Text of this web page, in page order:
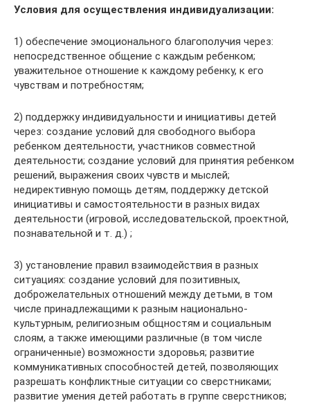
Условия для осуществления индивидуализации:
1) обеспечение эмоционального благополучия через:
непосредственное общение с каждым ребенком;
уважительное отношение к каждому ребенку, к его
чувствам и потребностям;
2) поддержку индивидуальности и инициативы детей
через: создание условий для свободного выбора
ребенком деятельности, участников совместной
деятельности; создание условий для принятия ребенком
решений, выражения своих чувств и мыслей;
недирективную помощь детям, поддержку детской
инициативы и самостоятельности в разных видах
деятельности (игровой, исследовательской, проектной,
познавательной и т. д.) ;
3) установление правил взаимодействия в разных
ситуациях: создание условий для позитивных,
доброжелательных отношений между детьми, в том
числе принадлежащими к разным национально-
культурным, религиозным общностям и социальным
слоям, а также имеющими различные (в том числе
ограниченные) возможности здоровья; развитие
коммуникативных способностей детей, позволяющих
разрешать конфликтные ситуации со сверстниками;
развитие умения детей работать в группе сверстников;